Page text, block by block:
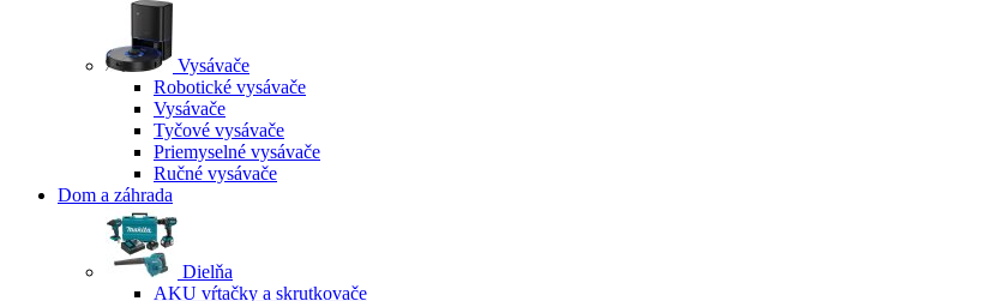
Vysávače
Robotické vysávače
Vysávače
Tyčové vysávače
Priemyselné vysávače
Ručné vysávače
Dom a záhrada
Dielňa
AKU vŕtačky a skrutkovače